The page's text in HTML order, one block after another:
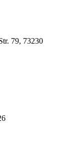
79, 73230